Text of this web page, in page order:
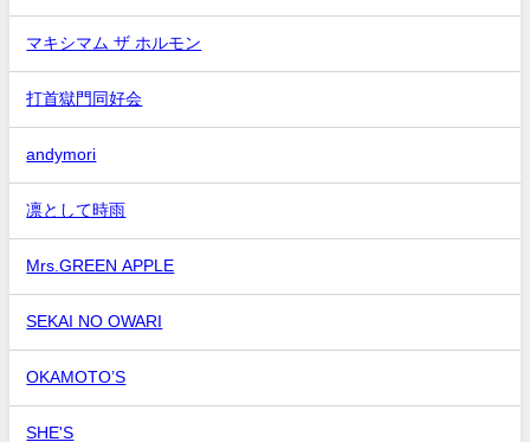
マキシマム ザ ホルモン
打首獄門同好会
andymori
凛として時雨
Mrs.GREEN APPLE
SEKAI NO OWARI
OKAMOTO’S
SHE'S